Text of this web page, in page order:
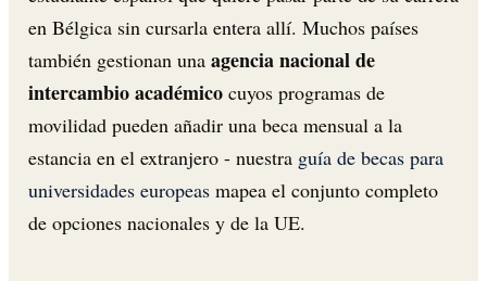
en Bélgica sin cursarla entera allí. Muchos países
también gestionan una agencia nacional de
intercambio académico cuyos programas de
movilidad pueden añadir una beca mensual a la
estancia en el extranjero - nuestra guía de becas para
universidades europeas mapea el conjunto completo
de opciones nacionales y de la UE.